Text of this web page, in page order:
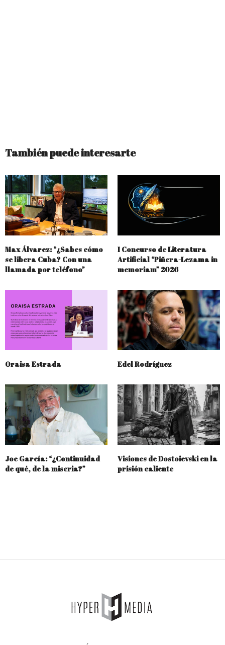
También puede interesarte
Max Álvarez: “¿Sabes cómo
se libera Cuba? Con una
llamada por teléfono”
I Concurso de Literatura
Artificial “Piñera-Lezama in
memoriam” 2026
Oraisa Estrada Edel Rodríguez
Joe García: “¿Continuidad
de qué, de la miseria?”
Visiones de Dostoievski en la
prisión caliente